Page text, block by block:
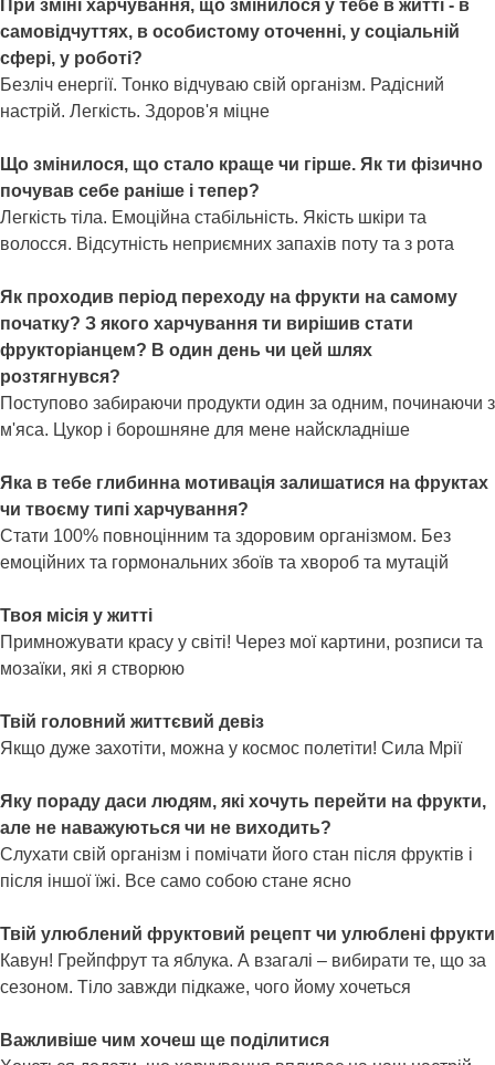
При зміні харчування, що змінилося у тебе в житті - в
самовідчуттях, в особистому оточенні, у соціальній
сфері, у роботі?
Безліч енергії. Тонко відчуваю свій організм. Радісний
настрій. Легкість. Здоров'я міцне
Що змінилося, що стало краще чи гірше. Як ти фізично
почував себе раніше і тепер?
Легкість тіла. Емоційна стабільність. Якість шкіри та
волосся. Відсутність неприємних запахів поту та з рота
Як проходив період переходу на фрукти на самому
початку? З якого харчування ти вирішив стати
фрукторіанцем? В один день чи цей шлях
розтягнувся?
Поступово забираючи продукти один за одним, починаючи з
м'яса. Цукор і борошняне для мене найскладніше
Яка в тебе глибинна мотивація залишатися на фруктах
чи твоєму типі харчування?
Стати 100% повноцінним та здоровим організмом. Без
емоційних та гормональних збоїв та хвороб та мутацій
Твоя місія у житті
Примножувати красу у світі! Через мої картини, розписи та
мозаїки, які я створюю
Твій головний життєвий девіз
Якщо дуже захотіти, можна у космос полетіти! Сила Мрії
Яку пораду даси людям, які хочуть перейти на фрукти,
але не наважуються чи не виходить?
Слухати свій організм і помічати його стан після фруктів і
після іншої їжі. Все само собою стане ясно
Твій улюблений фруктовий рецепт чи улюблені фрукти
Кавун! Грейпфрут та яблука. А взагалі – вибирати те, що за
сезоном. Тіло завжди підкаже, чого йому хочеться
Важливіше чим хочеш ще поділитися